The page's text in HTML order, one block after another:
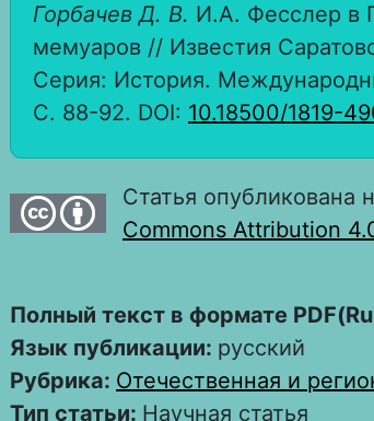
Горбачев Д. В. И.А. Фесслер в
мемуаров // Известия
Серия: История.
С. 88-92. DOI: 10.18500/1819-
Статья опубликована
Commons Attribution
Полный текст в формате
Язык публикации: русский
Рубрика: Отечественная и
Тип статьи: Научная статья